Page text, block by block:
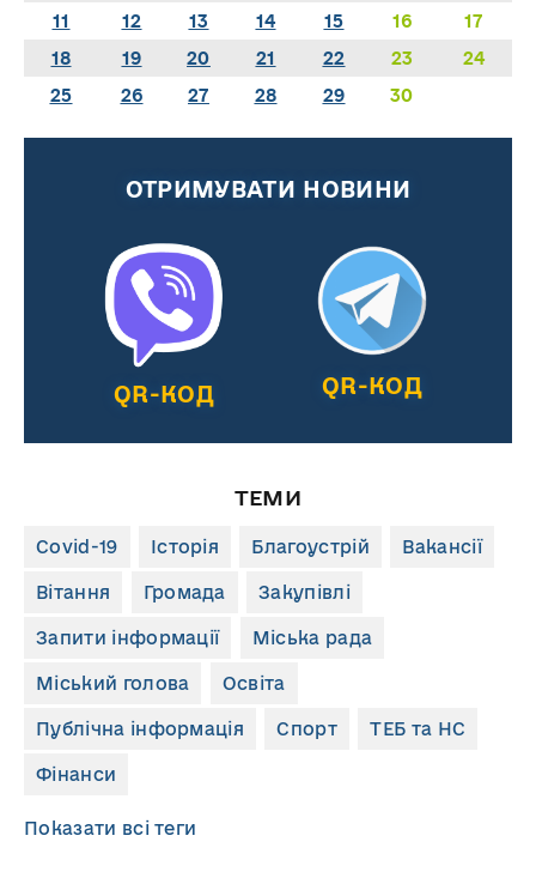
11
12 13 14 15 16
17
18
19 20 21 22 23
24
25
26 27 28 29 30
ОТРИМУВАТИ НОВИНИ
QR-КОД QR-КОД
ТЕМИ
Covid-19 Історія Благоустрій Вакансії
Вітання Громада Закупівлі
Запити інформації Міська рада
Міський голова Освіта
Публічна інформація Спорт ТЕБ та НС
Фінанси
Показати всі теги